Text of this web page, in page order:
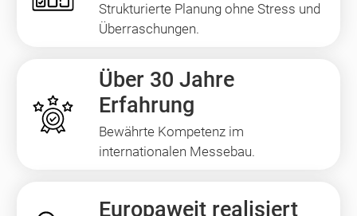
Strukturierte Planung ohne Stress und
Überraschungen.
Über 30 Jahre
Erfahrung
Bewährte Kompetenz im
internationalen Messebau.
Europaweit realisiert